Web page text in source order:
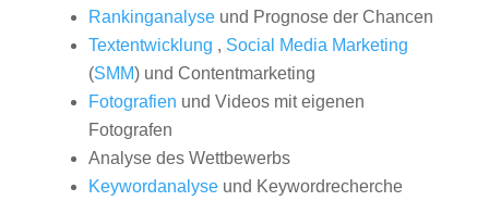
Rankinganalyseund Prognose der Chancen
Textentwicklung , Social Media Marketing
(SMM) und Contentmarketing
Fotografien und Videos mit eigenen
Fotografen
Analyse des Wettbewerbs
Keywordanalyseund Keywordrecherche